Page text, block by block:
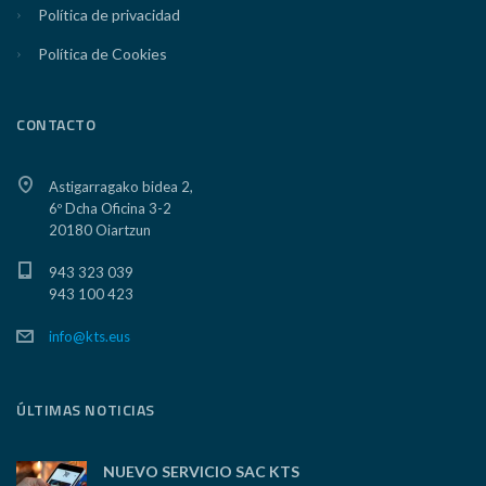
Política de privacidad
Política de Cookies
CONTACTO
Astigarragako bidea 2,
6º Dcha Oficina 3-2
20180 Oiartzun
943 323 039
943 100 423
info@kts.eus
ÚLTIMAS NOTICIAS
NUEVO SERVICIO SAC KTS